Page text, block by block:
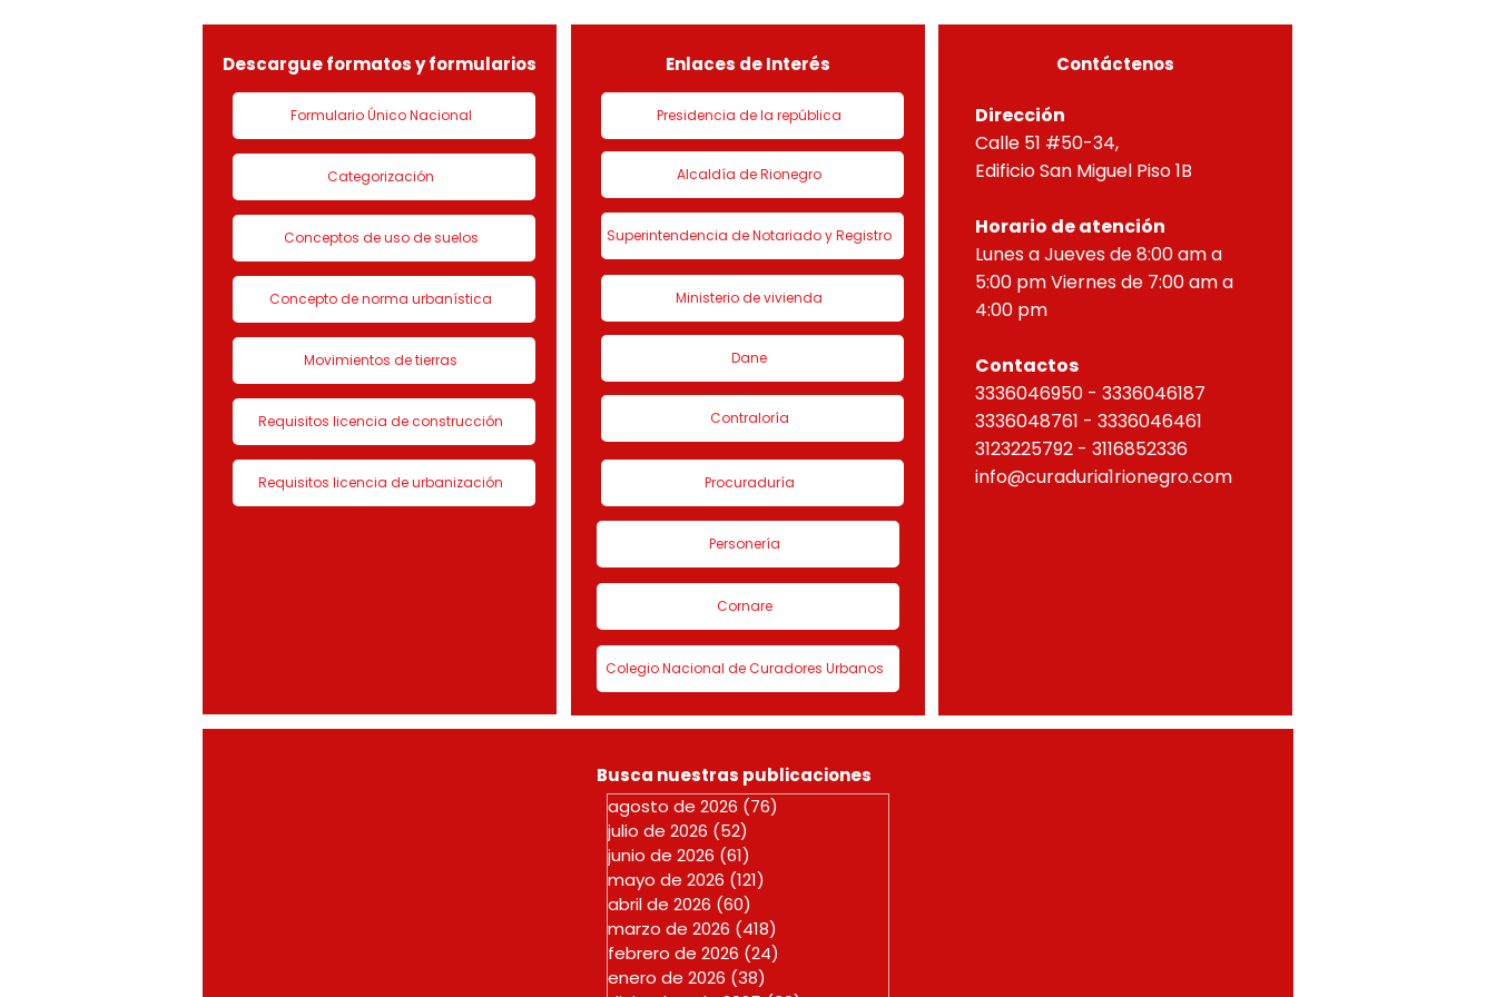
LICENCIA DE CON
de urbanización 1 denominado
HORIZONTAL, correspondien
Descargue formatos y formularios
Formulario Único Nacional
Categorización
Conceptos de uso de suelos
Concepto de norma urbanística
Movimientos de tierras
Requisitos licencia de construcción
Requisitos licencia de urbanización
Enlaces de Interés
Presidencia de la república
Alcaldía de Rionegro
Superintendencia de Notariado y Registro
Ministerio de vivienda
Dane
Contraloría
Procuraduría
Personería
Cornare
Colegio Nacional de Curadores Urbanos
Contáctenos
Dirección
Calle 51 #50-34,
Edificio San Miguel Piso 1B
Horario de atención
Lunes a Jueves de 8:00 am a
5:00 pm Viernes de 7:00 am a
4:00 pm
Contactos
3336046950 - 3336046187
3336048761 - 3336046461
3123225792 - 3116852336
info@curaduria1rionegro.com
Busca nuestras publicaciones
agosto de 2026 (76)
julio de 2026 (52)
junio de 2026 (61)
mayo de 2026 (121)
abril de 2026 (60)
marzo de 2026 (418)
febrero de 2026 (24)
enero de 2026 (38)